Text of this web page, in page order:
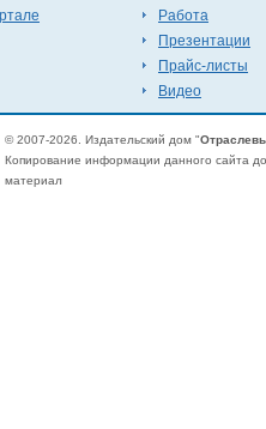
Работа
Презентации
Прайс-листы
Видео
© 2007-2026. Издательский дом "
Копирование информации данного сайта
материал